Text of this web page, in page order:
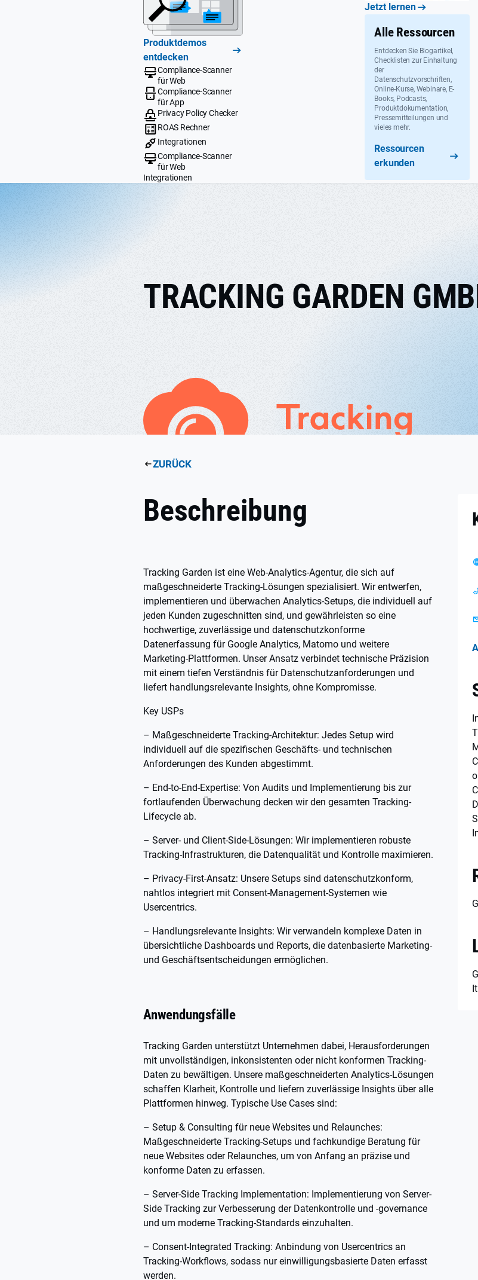
Produktdemos
entdecken
Compliance-Scanner
für Web
Compliance-Scanner
für App
Privacy Policy Checker
ROAS Rechner
Integrationen
Compliance-Scanner
für Web
Integrationen
Jetzt lernen
Alle Ressourcen
Entdecken Sie Blogartikel,
Checklisten zur Einhaltung
der
Datenschutzvorschriften,
Online-Kurse, Webinare, E-
Books, Podcasts,
Produktdokumentation,
Pressemitteilungen und
vieles mehr.
Ressourcen
erkunden
TRACKING GARDEN
ZURÜCK
Beschreibung
Tracking Garden ist eine Web-Analytics-Agentur, die sich auf
maßgeschneiderte Tracking-Lösungen spezialisiert. Wir entwerfen,
implementieren und überwachen Analytics-Setups, die individuell auf
jeden Kunden zugeschnitten sind, und gewährleisten so eine
hochwertige, zuverlässige und datenschutzkonforme
Datenerfassung für Google Analytics, Matomo und weitere
Marketing-Plattformen. Unser Ansatz verbindet technische Präzision
mit einem tiefen Verständnis für Datenschutzanforderungen und
liefert handlungsrelevante Insights, ohne Kompromisse.
Key USPs
– Maßgeschneiderte Tracking-Architektur: Jedes Setup wird
individuell auf die spezifischen Geschäfts- und technischen
Anforderungen des Kunden abgestimmt.
– End-to-End-Expertise: Von Audits und Implementierung bis zur
fortlaufenden Überwachung decken wir den gesamten Tracking-
Lifecycle ab.
– Server- und Client-Side-Lösungen: Wir implementieren robuste
Tracking-Infrastrukturen, die Datenqualität und Kontrolle maximieren.
– Privacy-First-Ansatz: Unsere Setups sind datenschutzkonform,
nahtlos integriert mit Consent-Management-Systemen wie
Usercentrics.
– Handlungsrelevante Insights: Wir verwandeln komplexe Daten in
übersichtliche Dashboards und Reports, die datenbasierte Marketing-
und Geschäftsentscheidungen ermöglichen.
Anwendungsfälle
Tracking Garden unterstützt Unternehmen dabei, Herausforderungen
mit unvollständigen, inkonsistenten oder nicht konformen Tracking-
Daten zu bewältigen. Unsere maßgeschneiderten Analytics-Lösungen
schaffen Klarheit, Kontrolle und liefern zuverlässige Insights über alle
Plattformen hinweg. Typische Use Cases sind:
– Setup & Consulting für neue Websites und Relaunches:
Maßgeschneiderte Tracking-Setups und fachkundige Beratung für
neue Websites oder Relaunches, um von Anfang an präzise und
konforme Daten zu erfassen.
– Server-Side Tracking Implementation: Implementierung von Server-
Side Tracking zur Verbesserung der Datenkontrolle und -governance
und um moderne Tracking-Standards einzuhalten.
– Consent-Integrated Tracking: Anbindung von Usercentrics an
Tracking-Workflows, sodass nur einwilligungsbasierte Daten erfasst
werden.